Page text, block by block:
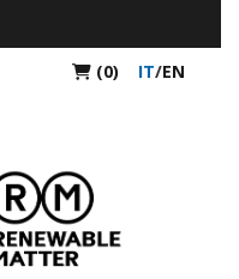
(0) IT/EN